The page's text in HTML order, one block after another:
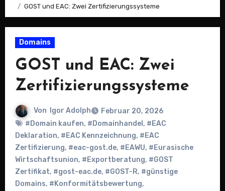
GOST und EAC: Zwei Zertifizierungssysteme
Domains
GOST und EAC: Zwei
Zertifizierungssysteme
Von Igor Adolph
Februar 20, 2026
#Domain kaufen, #Domainhandel , #EAC
Deklaration, #EAC Kennzeichnung, #EAC
Zertifizierung, #eac-gost.de, #EAWU, #Eurasische
Wirtschaftsunion, #Exportberatung, #GOST
Zertifikat, #gost-eac.de, #GOST-R, #günstige
Domains, #Konformitätsbewertung,